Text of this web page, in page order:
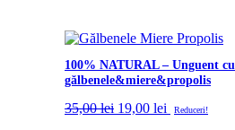
100% NATURAL – Unguent cu
gălbenele&miere&propolis
35,00lei Prețul
19,00 lei Prețul
Reduceri!